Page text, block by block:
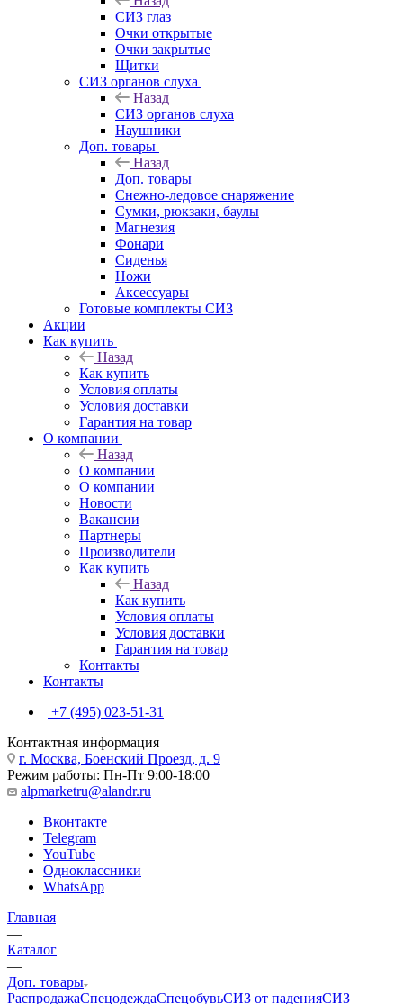
СИЗ глаз
Очки открытые
Очки закрытые
Щитки
СИЗ органов слуха
Назад
СИЗ органов слуха
Наушники
Доп. товары
Назад
Доп. товары
Снежно-ледовое снаряжение
Сумки, рюкзаки, баулы
Магнезия
Фонари
Сиденья
Ножи
Аксессуары
Готовые комплекты СИЗ
Акции
Как купить
Назад
Как купить
Условия оплаты
Условия доставки
Гарантия на товар
О компании
Назад
О компании
О компании
Новости
Вакансии
Партнеры
Производители
Как купить
Назад
Как купить
Условия оплаты
Условия доставки
Гарантия на товар
Контакты
Контакты
+7 (495) 023-51-31
Контактная информация
г. Москва, Боенский Проезд, д. 9
Режим работы: Пн-Пт 9:00-18:00
alpmarketru@alandr.ru
Вконтакте
Telegram
YouTube
Одноклассники
WhatsApp
Главная
—
Каталог
—
Доп. товары
РаспродажаСпецодеждаСпецобувьСИЗ от паденияСИЗ